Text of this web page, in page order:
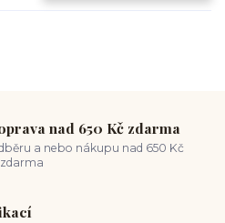
nad 650 Kč zdarma
a nebo nákupu nad 650 Kč